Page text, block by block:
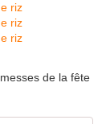
de la fête